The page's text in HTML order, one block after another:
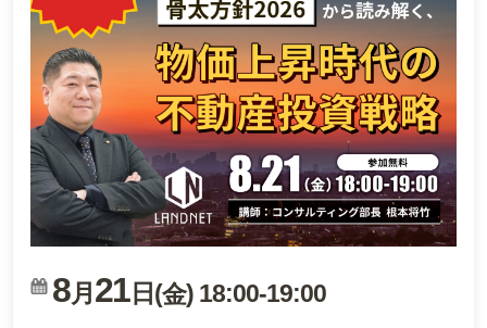
8月 21日(金) 18:00-19:00